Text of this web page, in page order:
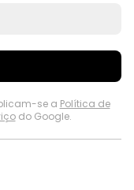
se a Política de
do Google.